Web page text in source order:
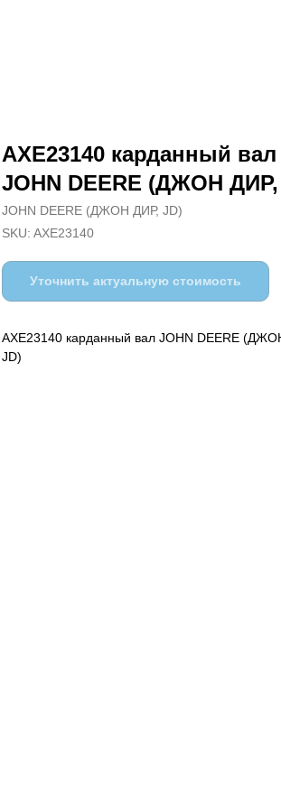
AXE23140 карданный вал
JOHN DEERE (ДЖОН ДИР,
JOHN DEERE (ДЖОН ДИР, JD)
SKU: AXE23140
Уточнить актуальную стоимость
AXE23140 карданный вал JOHN DEERE
JD)